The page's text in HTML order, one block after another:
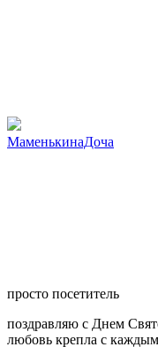
МаменькинаДоча
просто посетитель
поздравляю с Днем
любовь крепла с